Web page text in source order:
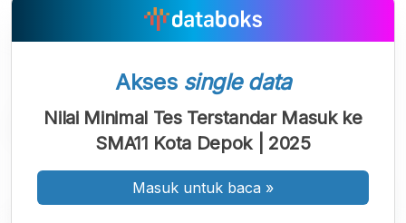
Akses single data
Nilai Minimal Tes Terstandar Masuk ke
SMA11 Kota Depok | 2025
Masuk untuk baca »